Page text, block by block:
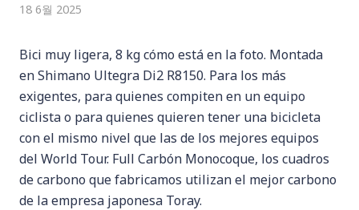
18 6월 2025
Bici muy ligera, 8 kg cómo está en la foto. Montada
en Shimano Ultegra Di2 R8150. Para los más
exigentes, para quienes compiten en un equipo
ciclista o para quienes quieren tener una bicicleta
con el mismo nivel que las de los mejores equipos
del World Tour. Full Carbón Monocoque, los cuadros
de carbono que fabricamos utilizan el mejor carbono
de la empresa japonesa Toray.